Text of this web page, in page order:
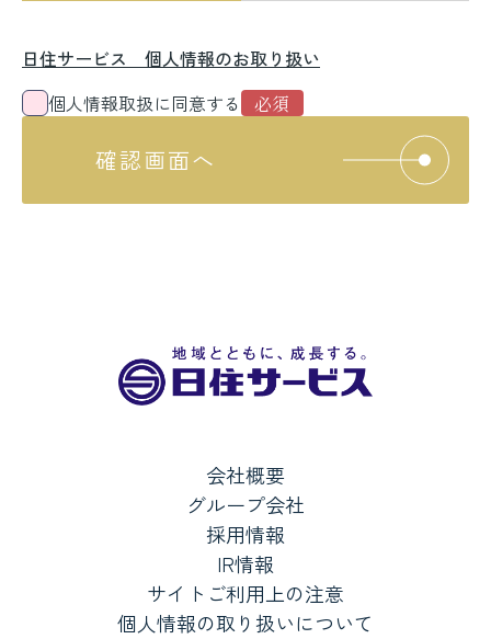
日住サービス 個人情報のお取り扱い
個人情報取扱に同意する
確認画面へ
会社概要
グループ会社
採用情報
IR情報
サイトご利用上の注意
個人情報の取り扱いについて